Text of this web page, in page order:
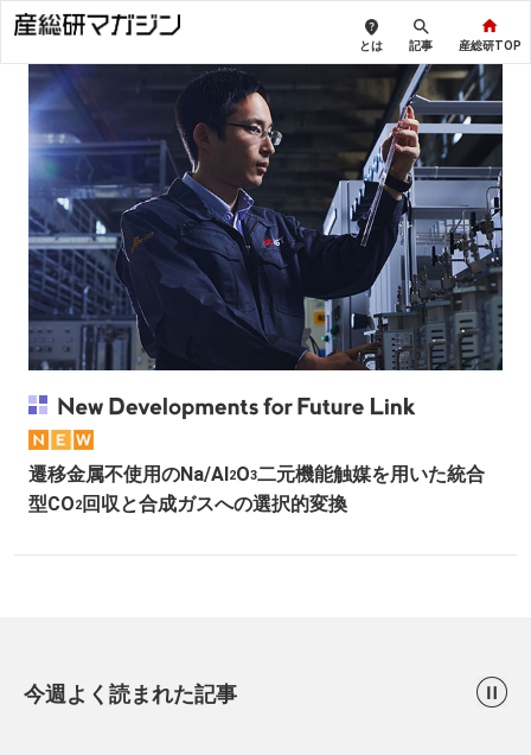
とは 記事 産総研TOP
遷移金属不使用のNa/Al2O3二元機能触媒を用いた統合
型CO2 回収と合成ガスへの選択的変換
今週よく読まれた記事